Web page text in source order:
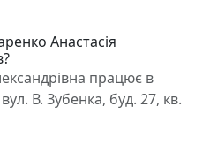
Анастасія
працює в
В. Зубенка, буд. 27, кв.